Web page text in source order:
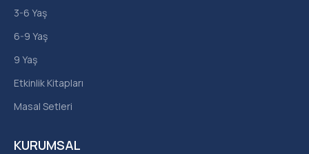
KURUMSAL
3-6 Yaş
6-9 Yaş
9 Yaş
Etkinlik Kitapları
Masal Setleri